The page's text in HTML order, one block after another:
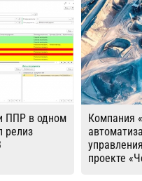
ППР в одном
релиз
Компания
проекте